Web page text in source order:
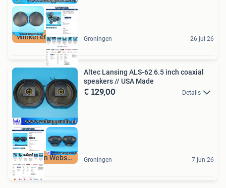
Winkel en Webshop Groningen 26 jul 26
Winkel en Webshop
Altec Lansing ALS-62 6.5 inch coaxial
speakers // USA Made
€ 129,00 Details
Groningen 7 jun 26